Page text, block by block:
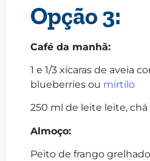
Opção 3:
Café da manhã:
1 e 1/3 xícaras de aveia
blueberries ou mirtilo
250 ml de leite leite, chá
Almoço:
Peito de frango